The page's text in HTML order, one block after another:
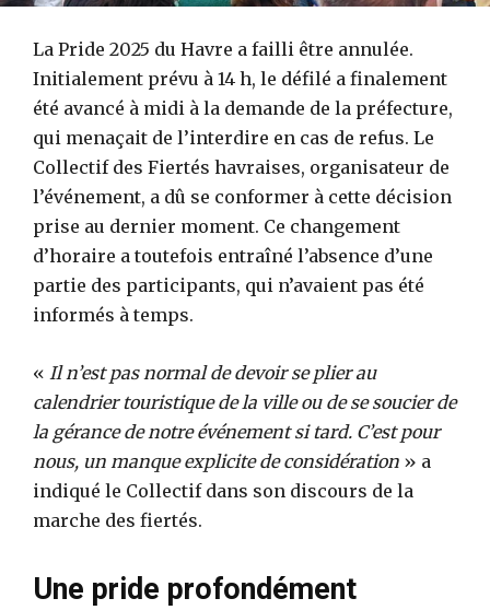
La Pride 2025 du Havre a failli être annulée.
Initialement prévu à 14 h, le défilé a finalement
été avancé à midi à la demande de la préfecture,
qui menaçait de l’interdire en cas de refus. Le
Collectif des Fiertés havraises, organisateur de
l’événement, a dû se conformer à cette décision
prise au dernier moment. Ce changement
d’horaire a toutefois entraîné l’absence d’une
partie des participants, qui n’avaient pas été
informés à temps.
« Il n’est pas normal de devoir se plier au
calendrier touristique de la ville ou de se soucier de
la gérance de notre événement si tard. C’est pour
nous, un manque explicite de considération » a
indiqué le Collectif dans son discours de la
marche des fiertés.
Une pride profondément